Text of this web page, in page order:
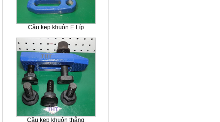
Cầu kẹp khuôn E Líp
Cầu kẹp khuôn thẳng